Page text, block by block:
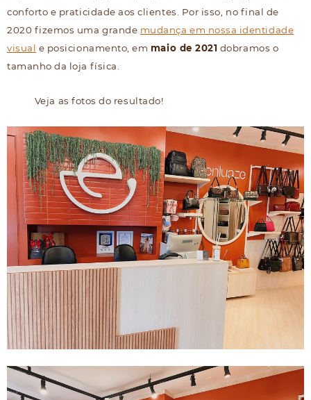
conforto e praticidade aos clientes. Por isso, no final de
2020 fizemos uma grande mudança em nossa identidade
visual e posicionamento, em maio de 2021 dobramos o
tamanho da loja física.
Veja as fotos do resultado!